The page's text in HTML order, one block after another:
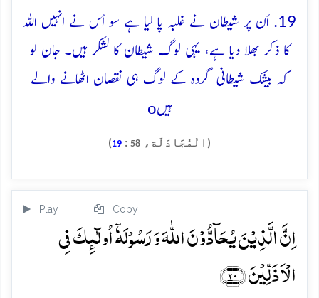
19. اُن پر شیطان نے غلبہ پا لیا ہے سو اُس نے انہیں اللہ
کا ذکر بھلا دیا ہے، یہی لوگ شیطان کا لشکر ہیں۔ جان لو
کہ بیشک شیطانی گروہ کے لوگ ہی نقصان اٹھانے والے
ہیںo
(الْمُجَادَلَة، 58
:
19
)
Play Copy
اِنَّ الَّذِیۡنَ یُحَآدُّوۡنَ اللّٰہَ وَ رَسُوۡلَہٗۤ اُولٰٓئِکَ فِی
الۡاَذَلِّیۡنَ ﴿۲۰﴾